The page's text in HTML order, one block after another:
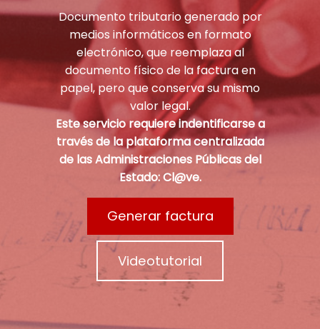
Documento tributario generado por
medios informáticos en formato
electrónico, que reemplaza al
documento físico de la factura en
papel, pero que conserva su mismo
valor legal.
Este servicio requiere indentificarse a
través de la plataforma centralizada
de las Administraciones Públicas del
Estado: Cl@ve.
Generar factura
Videotutorial